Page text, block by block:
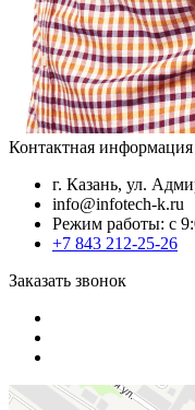
Контактная информация
г. Казань, ул.
info@infotech-k.ru
Режим работы: с
+7 843 212-25-26
Заказать звонок